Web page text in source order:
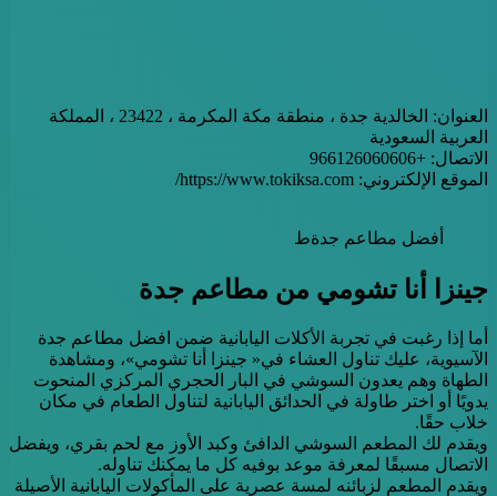
العنوان: الخالدية جدة ، منطقة مكة المكرمة ، 23422 ، المملكة
العربية السعودية
الاتصال: +966126060606
الموقع الإلكتروني: https://www.tokiksa.com/
أفضل مطاعم جدةط
جينزا أنا تشومي من مطاعم جدة
أما إذا رغبت في تجربة الأكلات اليابانية ضمن افضل مطاعم جدة
الآسيوية، عليك تناول العشاء في« جينزا أنا تشومي»، ومشاهدة
الطهاة وهم يعدون السوشي في البار الحجري المركزي المنحوت
يدويًا أو اختر طاولة في الحدائق اليابانية لتناول الطعام في مكان
خلاب حقًا.
ويقدم لك المطعم السوشي الدافئ وكبد الأوز مع لحم بقري، ويفضل
الاتصال مسبقًا لمعرفة موعد بوفيه كل ما يمكنك تناوله.
ويقدم المطعم لزبائنه لمسة عصرية على المأكولات اليابانية الأصيلة